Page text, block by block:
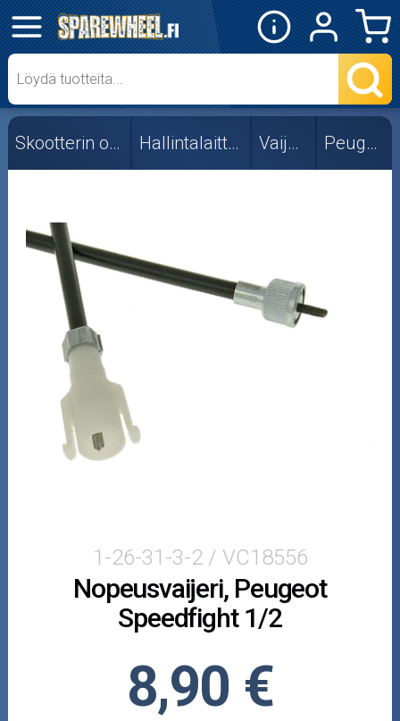
✕
Mopon osat
Skootterin osat
Crossipyörän osat
Moottoripyörän osat
Moottorikelkan osat
Mopoauton osat
Mönkijän osat
Puutarha ja metsä
Ajovarusteet
Öljyt ja kemikaalit
Outlet-tuotteet
Skootterin osat Hallintalaitteet Vaijerit Peugeot
1-26-31-3-2 / VC18556
Nopeusvaijeri, Peugeot
Speedfight 1/2
8,90 €